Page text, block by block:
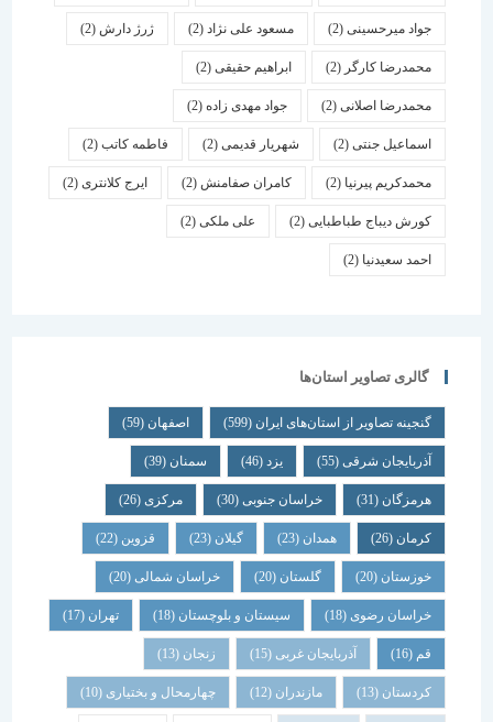
جواد میرحسینی(2) مسعود علی نژاد(2) ژرژ دارش (2)
محمدرضا کارگر(2) ابراهیم حقیقی(2)
محمدرضا اصلانی(2) جواد مهدی زاده(2)
اسماعیل جنتی(2) شهریار قدیمی(2) فاطمه کاتب(2)
محمدکریم پیرنیا (2) کامران صفامنش(2) ایرج کلانتری (2)
کورش دیباج طباطبایی(2) علی ملکی(2)
احمد سعیدنیا (2)
گالری تصاویر استان‌ها
گنجینه تصاویر از استان‌های ایران(599) اصفهان (59)
آذربایجان شرقی(55) یزد سمنان (39)
هرمزگان(31) خراسان جنوبی(30) مرکزی (26)
همدان گیلان قزوین
خوزستان(20) گلستان (20) خراسان شمالی(20)
خراسان رضوی(18) سیستان و بلوچستان(18) تهران
آذربایجان غربی(15) زنجان
کردستان(13) مازندران(12) چهارمحال و بختیاری (10)